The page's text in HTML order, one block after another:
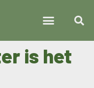
is het